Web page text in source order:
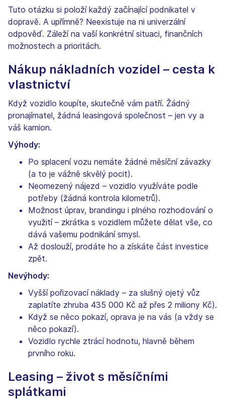
Tuto otázku si položí každý začínající podnikatel v
dopravě. A upřímně? Neexistuje na ni univerzální
odpověď. Záleží na vaší konkrétní situaci, finančních
možnostech a prioritách.
Nákup nákladních vozidel – cesta k
vlastnictví
Když vozidlo koupíte, skutečně vám patří. Žádný
pronajímatel, žádná leasingová společnost – jen vy a
váš kamion.
Výhody:
Po splacení vozu nemáte žádné měsíční závazky
(a to je vážně skvělý pocit).
Neomezený nájezd – vozidlo využíváte podle
potřeby (žádná kontrola kilometrů).
Možnost úprav, brandingu i plného rozhodování o
využití – zkrátka s vozidlem můžete dělat vše, co
dává vašemu podnikání smysl.
Až doslouží, prodáte ho a získáte část investice
zpět.
Nevýhody:
Vyšší pořizovací náklady – za slušný ojetý vůz
zaplatíte zhruba 435 000 Kč až přes 2 miliony Kč).
Když se něco pokazí, oprava je na vás (a vždy se
něco pokazí).
Vozidlo rychle ztrácí hodnotu, hlavně během
prvního roku.
Leasing – život s měsíčními
splátkami